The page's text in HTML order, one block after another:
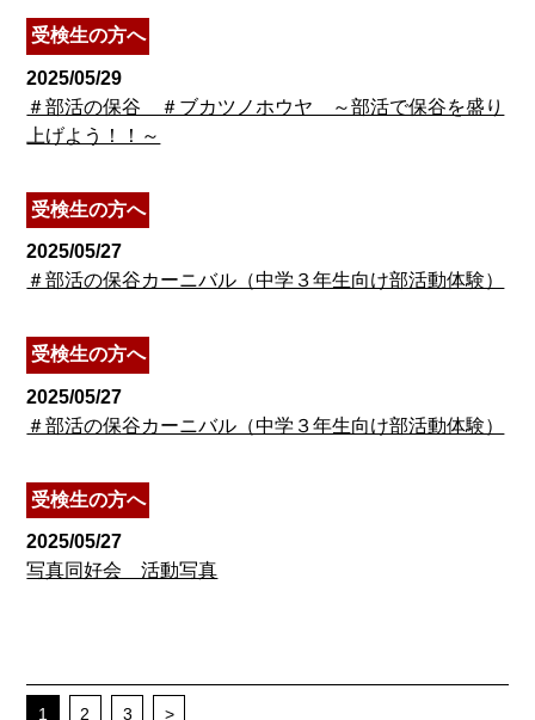
受検生の方へ
2025/05/29
＃部活の保谷 ＃ブカツノホウヤ ～部活で保谷を盛り
上げよう！！～
受検生の方へ
2025/05/27
＃部活の保谷カーニバル（中学３年生向け部活動体験）
受検生の方へ
2025/05/27
＃部活の保谷カーニバル（中学３年生向け部活動体験）
受検生の方へ
2025/05/27
写真同好会 活動写真
1 2 3 >